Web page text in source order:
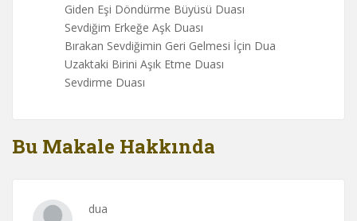
Giden Eşi Döndürme Büyüsü Duası
Sevdiğim Erkeğe Aşk Duası
Bırakan Sevdiğimin Geri Gelmesi İçin Dua
Uzaktaki Birini Aşık Etme Duası
Sevdirme Duası
Bu Makale Hakkında
dua